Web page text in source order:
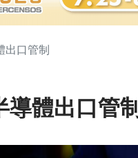
出口管制
體出口管制